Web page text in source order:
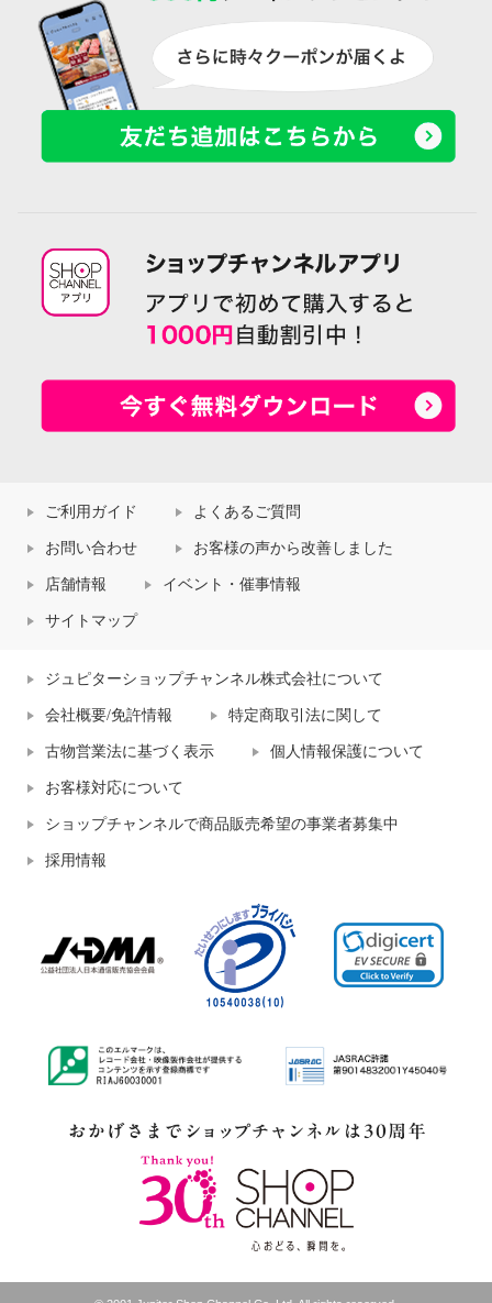
ご利用ガイド よくあるご質問
お問い合わせ お客様の声から改善しました
店舗情報 イベント・催事情報
サイトマップ
ジュピターショップチャンネル株式会社について
会社概要/免許情報 特定商取引法に関して
古物営業法に基づく表示 個人情報保護について
お客様対応について
ショップチャンネルで商品販売希望の事業者募集中
採用情報